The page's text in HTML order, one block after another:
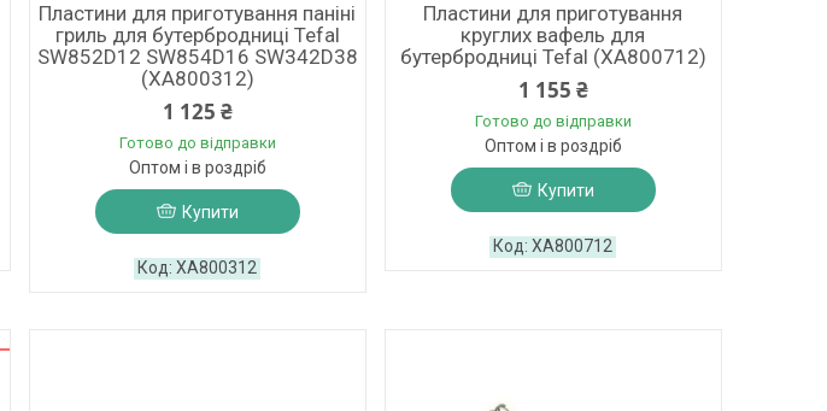
Пластини для приготування паніні
гриль для бутербродниці Tefal
SW852D12 SW854D16 SW342D38
(XA800312)
1 125 ₴
Готово до відправки
Оптом і в роздріб
Купити
XA800312
Пластини для приготування
круглих вафель для
бутербродниці Tefal (XA800712)
1 155 ₴
Готово до відправки
Оптом і в роздріб
Купити
XA800712